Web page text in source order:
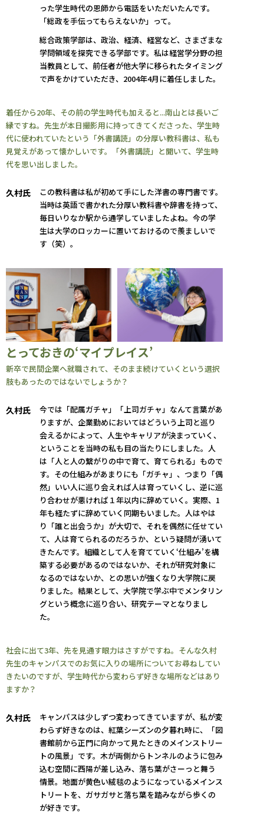
った学生時代の恩師から電話をいただいたんです。
「総政を手伝ってもらえないか」って。
総合政策学部は、政治、経済、経営など、さまざまな
学問領域を探究できる学部です。私は経営学分野の担
当教員として、前任者が他大学に移られたタイミング
で声をかけていただき、2004年4月に着任しました。
着任から20年、その前の学生時代も加えると...南山とは長いご
縁ですね。先生が本日撮影用に持ってきてくださった、学生時
代に使われていたという「外書講読」の分厚い教科書は、私も
見覚えがあって懐かしいです。「外書講読」と聞いて、学生時
代を思い出しました。
久村氏
この教科書は私が初めて手にした洋書の専門書です。
当時は英語で書かれた分厚い教科書や辞書を持って、
毎日いりなか駅から通学していましたよね。今の学
生は大学のロッカーに置いておけるので羨ましいで
す（笑）。
とっておきの‘マイプレイス’
新卒で民間企業へ就職されて、そのまま続けていくという選択
肢もあったのではないでしょうか？
久村氏
今では「配属ガチャ」「上司ガチャ」なんて言葉があ
りますが、企業勤めにおいてはどういう上司と巡り
会えるかによって、人生やキャリアが決まっていく、
ということを当時の私も目の当たりにしました。人
は「人と人の繋がりの中で育て、育てられる」もので
す。その仕組みがあまりにも「ガチャ」、つまり「偶
然」いい人に巡り会えれば人は育っていくし、逆に巡
り合わせが悪ければ１年以内に辞めていく。実際、1
年も経たずに辞めていく同期もいました。人はやは
り「誰と出会うか」が大切で、それを偶然に任せてい
て、人は育てられるのだろうか、という疑問が湧いて
きたんです。組織として人を育てていく‘仕組み’を構
築する必要があるのではないか、それが研究対象に
なるのではないか、との思いが強くなり大学院に戻
りました。結果として、大学院で学ぶ中でメンタリン
グという概念に巡り合い、研究テーマとなりまし
た。
社会に出て3年、先を見通す眼力はさすがですね。そんな久村
先生のキャンパスでのお気に入りの場所についてお尋ねしてい
きたいのですが、学生時代から変わらず好きな場所などはあり
ますか？
久村氏
キャンパスは少しずつ変わってきていますが、私が変
わらず好きなのは、紅葉シーズンの夕暮れ時に、「図
書館前から正門に向かって見たときのメインストリー
トの風景」です。木が両側からトンネルのように包み
込む空間に西陽が差し込み、落ち葉がさーっと舞う
情景。地面が黄色い絨毯のようになっているメインス
トリートを、ガサガサと落ち葉を踏みながら歩くの
が好きです。